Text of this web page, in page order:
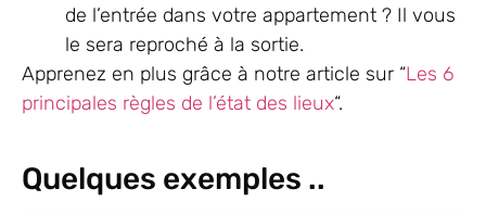
de l’entrée dans votre appartement ? Il vous
le sera reproché à la sortie.
Apprenez en plus grâce à notre article sur “Les 6
principales règles de l’état des lieux“.
Quelques exemples ..